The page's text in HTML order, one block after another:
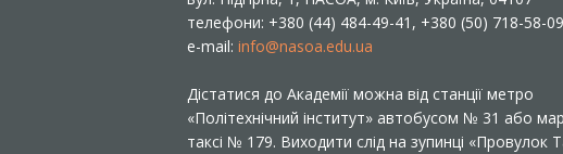
телефони: +380 (44) 484-49-41, +380 (50) 718-58-09
e-mail: info@nasoa.edu.ua
Дістатися до Академії можна від станції метро
«Політехнічний інститут» автобусом № 31 або
таксі № 179. Виходити слід на зупинці «Провулок